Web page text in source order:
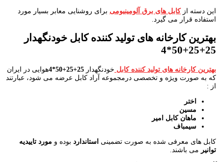
این دسته ازکابل های برق آلومینیومی برای روشنایی معابر بسیار مورد
استفاده قرار می گیرد.
بهترین کارخانه های تولید کننده کابل خودنگهدار
25+25+50*4
بهترین کارخانه های تولید کننده کابل خودنگهدار 25+25+50*4
هوایی در ایران
که به صورت ویژه و تخصصی درمجموعه آراد کابل عرضه می شود، عبارتند
از :
اختر
مسین
ماهان کابل امیر
سیمباف
کابل های معرفی شده به صورت تضمینی استاندارد بوده و مورد تاییدیه
توانیر می باشند.